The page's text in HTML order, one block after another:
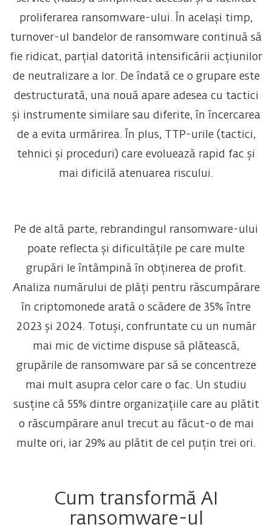
proliferarea ransomware-ului. În același timp,
turnover-ul bandelor de ransomware continuă să
fie ridicat, parțial datorită intensificării acțiunilor
de neutralizare a lor. De îndată ce o grupare este
destructurată, una nouă apare adesea cu tactici
și instrumente similare sau diferite, în încercarea
de a evita urmărirea. În plus, TTP-urile (tactici,
tehnici și proceduri) care evoluează rapid fac și
mai dificilă atenuarea riscului.
Pe de altă parte, rebrandingul ransomware-ului
poate reflecta și dificultățile pe care multe
grupări le întâmpină în obținerea de profit.
Analiza numărului de plăți pentru răscumpărare
în criptomonede arată o scădere de 35% între
2023 și 2024. Totuși, confruntate cu un număr
mai mic de victime dispuse să plătească,
grupările de ransomware par să se concentreze
mai mult asupra celor care o fac. Un studiu
susține că 55% dintre organizațiile care au plătit
o răscumpărare anul trecut au făcut-o de mai
multe ori, iar 29% au plătit de cel puțin trei ori.
Cum transformă AI
ransomware-ul